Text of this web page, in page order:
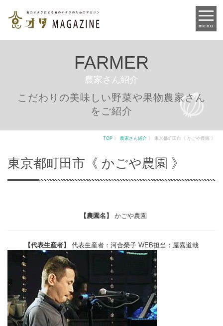
menu
FARMER
農家さん紹介
こだわりの美味しい野菜や果物農家さん
をご紹介
TOP 》 農家さん紹介 》 東京都町田市《 かごや農園 》
東京都町田市《 かごや農園 》
【農園名】 かごや農園
【代表生産者】 代表生産者：河合榮子 WEB担当：屋嘉道哉